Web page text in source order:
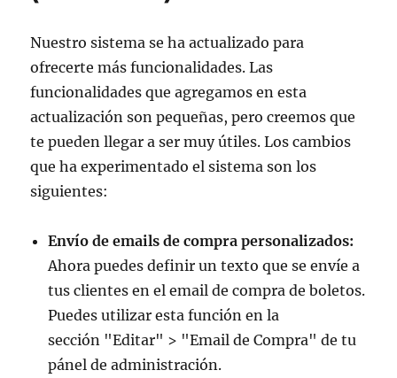
k
Nuestro sistema se ha actualizado para
ofrecerte más funcionalidades. Las
funcionalidades que agregamos en esta
actualización son pequeñas, pero creemos que
te pueden llegar a ser muy útiles. Los cambios
que ha experimentado el sistema son los
siguientes:
Envío de emails de compra personalizados:
Ahora puedes definir un texto que se envíe a
tus clientes en el email de compra de boletos.
Puedes utilizar esta función en la
sección "Editar" > "Email de Compra" de tu
pánel de administración.